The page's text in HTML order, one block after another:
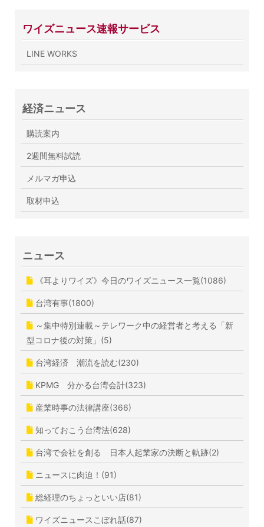
ワイズニュース速報サービス
LINE WORKS
経済ニュース
購読案内
2週間無料試読
メルマガ申込
取材申込
ニュース
《耳よりワイズ》今日のワイズニュース一覧(1086)
台湾有事(1800)
～集中特別連載～テレワーク中の経営者と考える「新
型コロナ後の対策」(5)
台湾経済 潮流を読む(230)
KPMG 分かる台湾会計(323)
産業時事の法律講座(366)
知っておこう台湾法(628)
台湾で会社を創る 日本人起業家の決断と軌跡(2)
ニュースに肉迫！(91)
総経理のちょっといい店(81)
ワイズニュースこぼれ話(87)